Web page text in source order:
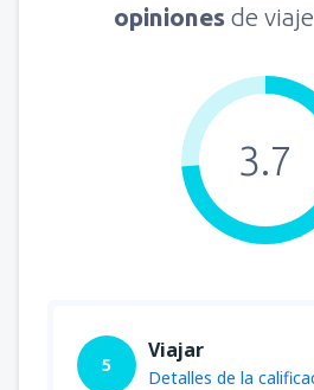
opiniones de
3.7
5
Viajar
Detalles de la